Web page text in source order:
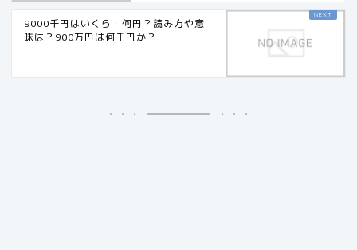
9000千円はいくら・何円？読み方や意
味は？900万円は何千円か？